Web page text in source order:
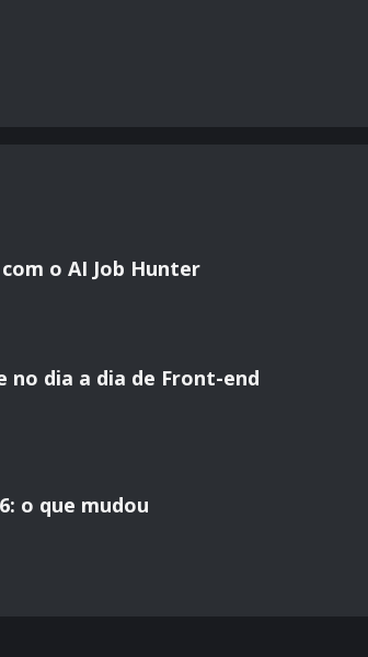
o AI Job Hunter
no dia a dia de Front-end
o que mudou